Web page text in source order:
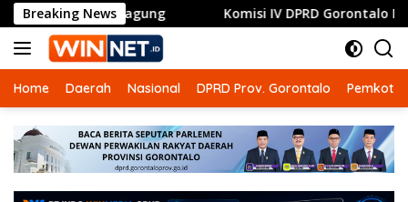
Langsung
ke
konten
Breaking News
Jagung Komisi IV DPRD Gorontalo Dorong RSUD
Home Daerah Nasional DPRD Prov. Gorontalo Pemkot